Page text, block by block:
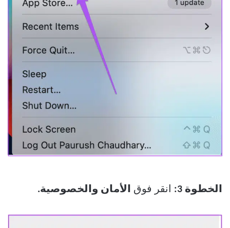
الخطوة 3: انقر فوق الأمان والخصوصية.